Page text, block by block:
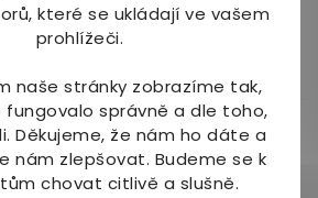
které se ukládají ve vašem
prohlížeči.
naše stránky zobrazíme tak,
fungovalo správně a dle toho,
Děkujeme, že nám ho dáte a
nám zlepšovat. Budeme se k
chovat citlivě a slušně.
hodnocení
produktu
4,0
z
5
hvězdiček.
135 Kč